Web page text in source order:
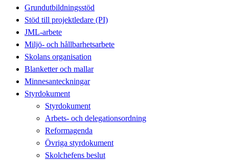
Grundutbildningsstöd
Stöd till projektledare (PI)
JML-arbete
Miljö- och hållbarhetsarbete
Skolans organisation
Blanketter och mallar
Minnesanteckningar
Styrdokument
Styrdokument
Arbets- och delegationsordning
Reformagenda
Övriga styrdokument
Skolchefens beslut